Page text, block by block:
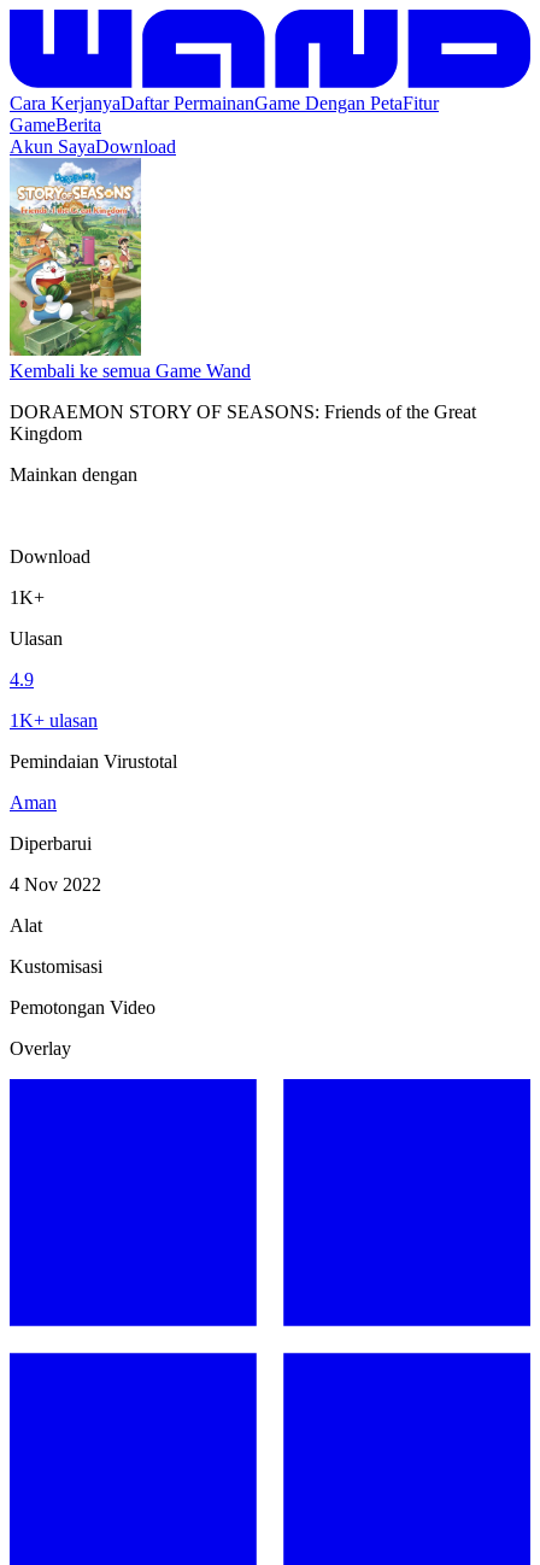
Cara KerjanyaDaftar PermainanGame Dengan PetaFitur
GameBerita
Akun SayaDownload
Kembali ke semua Game Wand
DORAEMON STORY OF SEASONS: Friends of the Great
Kingdom
Mainkan dengan
Download
1K+
Ulasan
4.9
1K+ ulasan
Pemindaian Virustotal
Aman
Diperbarui
4 Nov 2022
Alat
Kustomisasi
Pemotongan Video
Overlay